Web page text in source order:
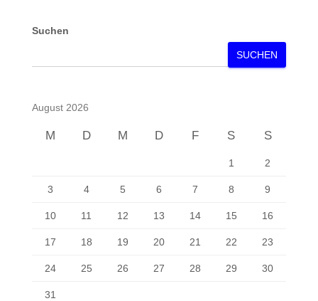
Suchen
SUCHEN
August 2026
M D M D F S S
1 2
3 4 5 6 7 8 9
10 11 12 13 14 15 16
17 18 19 20 21 22 23
24 25 26 27 28 29 30
31